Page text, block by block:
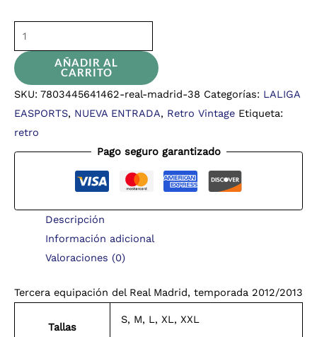
AÑADIR AL
CARRITO
SKU: 7803445641462-real-madrid-38 Categorías: LALIGA
EASPORTS, NUEVA ENTRADA, Retro Vintage Etiqueta:
retro
Pago seguro garantizado
Descripción
Información adicional
Valoraciones (0)
Tercera equipación del Real Madrid, temporada 2012/2013
Tallas
S, M, L, XL, XXL